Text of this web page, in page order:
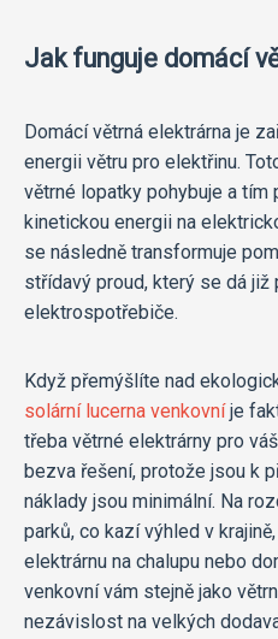
Jak funguje domácí
Domácí větrná elektrárna je
energii větru pro elektřinu.
větrné lopatky pohybuje a tím
kinetickou energii na
se následně transformuje
střídavý proud, který se dá již
elektrospotřebiče.
Když přemýšlíte nad
solární lucerna venkovníje
třeba větrné elektrárny pro
bezva řešení, protože jsou k
náklady jsou minimální. Na
parků, co kazí výhled v
elektrárnu na chalupu nebo
venkovní vám stejně jako
nezávislost na velkých